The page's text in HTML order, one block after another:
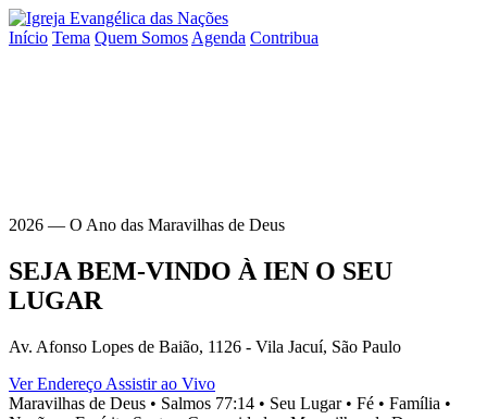
Início Tema Quem Somos Agenda Contribua
2026 — O Ano das Maravilhas de Deus
SEJA BEM-VINDO À IEN O SEU
LUGAR
Av. Afonso Lopes de Baião, 1126 - Vila Jacuí, São Paulo
Ver Endereço Assistir ao Vivo
Maravilhas de Deus • Salmos 77:14 • Seu Lugar • Fé • Família •